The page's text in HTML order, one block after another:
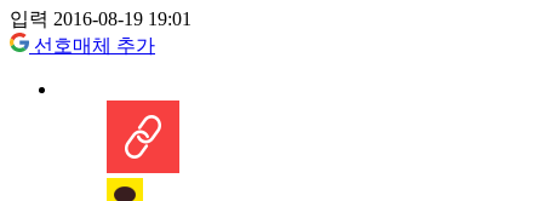
입력 2016-08-19 19:01
선호매체 추가